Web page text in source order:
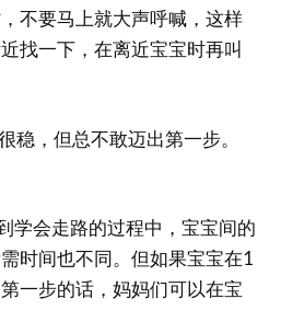
不要马上就大声呼喊，这样
找一下，在离近宝宝时再叫
，但总不敢迈出第一步。
会走路的过程中，宝宝间的
时间也不同。但如果宝宝在1
一步的话，妈妈们可以在宝